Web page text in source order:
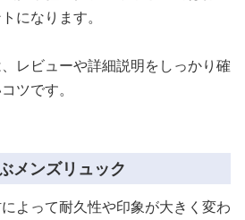
になります。
レビューや詳細説明をしっかり確
ツです。
メンズリュック
よって耐久性や印象が大きく変わ